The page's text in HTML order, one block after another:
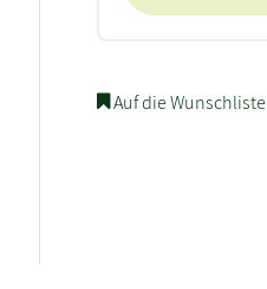
Auf die Wunschliste